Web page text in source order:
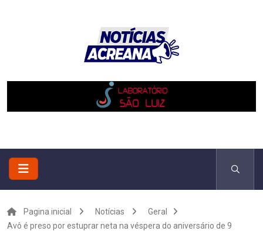
Pagina inicial Notícias
Geral
Avô é preso por estuprar neta na véspera do aniversário de 9